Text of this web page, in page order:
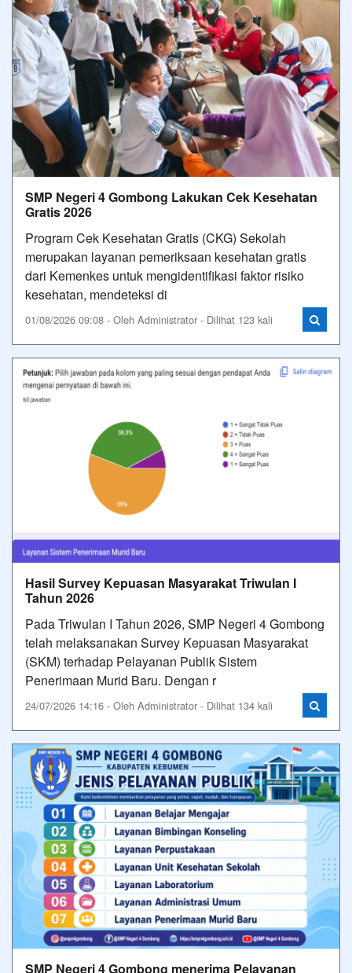
SMP Negeri 4 Gombong Lakukan Cek Kesehatan
Gratis 2026
Program Cek Kesehatan Gratis (CKG) Sekolah
merupakan layanan pemeriksaan kesehatan gratis
dari Kemenkes untuk mengidentifikasi faktor risiko
kesehatan, mendeteksi di
01/08/2026 09:08 - Oleh Administrator - Dilihat 123 kali
Hasil Survey Kepuasan Masyarakat Triwulan I
Tahun 2026
Pada Triwulan I Tahun 2026, SMP Negeri 4 Gombong
telah melaksanakan Survey Kepuasan Masyarakat
(SKM) terhadap Pelayanan Publik Sistem
Penerimaan Murid Baru. Dengan r
24/07/2026 14:16 - Oleh Administrator - Dilihat 134 kali
SMP Negeri 4 Gombong menerima Pelayanan